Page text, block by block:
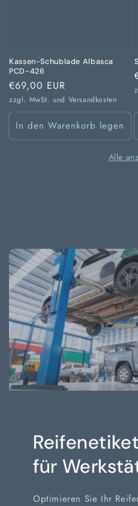
Kassen-Schublade Albasca
PCD-426
Normaler
Preis
€69,00 EUR
zzgl. MwSt. und Versandkosten
In den Warenkorb legen
Alle
für
Optimieren Sie Ihr